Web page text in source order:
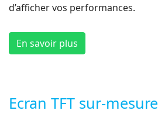
d’afficher vos performances.
En savoir plus
Ecran TFT sur-mesure